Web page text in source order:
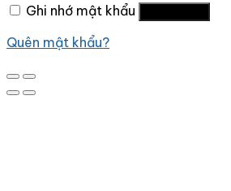
Ghi nhớ mật khẩu
Quên mật khẩu?